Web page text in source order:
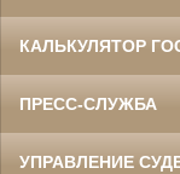
КАЛЬКУЛЯТОР
ПРЕСС-СЛУЖБА
УПРАВЛЕНИЕ